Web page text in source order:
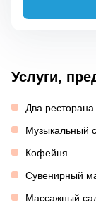
Услуги,
Два ресторана
Музыкальный
Кофейня
Сувенирный
Массажный